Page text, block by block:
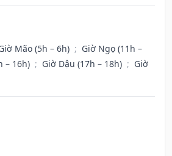
Mão (5h – 6h) ; Giờ Ngọ (11h –
– 16h) ; Giờ Dậu (17h – 18h) ; Giờ